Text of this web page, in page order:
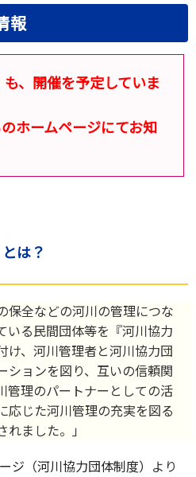
報
、開催を予定していま
ホームページにてお知
は？
保全などの河川の管理につな
いる民間団体等を『河川協力
け、河川管理者と河川協力団
ションを図り、互いの信頼関
管理のパートナーとしての活
応じた河川管理の充実を図る
ました。」
ジ（河川協力団体制度） より